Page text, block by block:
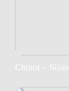
Chinot –